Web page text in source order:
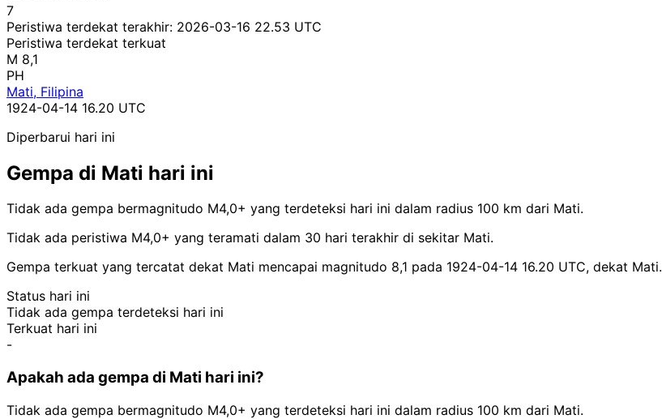
7
Peristiwa terdekat terakhir: 2026-03-16 22.53 UTC
Peristiwa terdekat terkuat
M 8,1
PH
Mati, Filipina
1924-04-14 16.20 UTC
Diperbarui hari ini
Gempa di Mati hari ini
Tidak ada gempa bermagnitudo M4,0+ yang terdeteksi hari ini dalam radius 100 km dari Mati.
Tidak ada peristiwa M4,0+ yang teramati dalam 30 hari terakhir di sekitar Mati.
Gempa terkuat yang tercatat dekat Mati mencapai magnitudo 8,1 pada 1924-04-14 16.20 UTC, dekat Mati.
Status hari ini
Tidak ada gempa terdeteksi hari ini
Terkuat hari ini
-
Apakah ada gempa di Mati hari ini?
Tidak ada gempa bermagnitudo M4,0+ yang terdeteksi hari ini dalam radius 100 km dari Mati.